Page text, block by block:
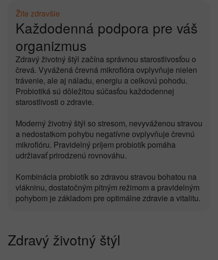
Žite zdravšie
Každodenná podpora pre váš
organizmus
Zdravý životný štýl začína správnou starostlivosťou o
črevá. Vyvážená črevná mikroflóra ovplyvňuje nielen
trávenie, ale aj náladu, energiu a celkovú pohodu.
Probiotiká sú dôležitou súčasťou každodennej
starostlivosti o zdravie.
Moderný životný štýl so stresom, nevyváženou stravou
a nedostatkom pohybu negatívne ovplyvňuje črevnú
mikroflóru. Pravidelný príjem probiotík pomáha
udržiavať prirodzenú rovnováhu.
Kombinácia probiotík so zdravou stravou bohatou na
vlákninu, dostatočným pitným režimom a pravidelným
pohybom je základom pre optimálne zdravie a vitalitu.
Zdravý životný štýl